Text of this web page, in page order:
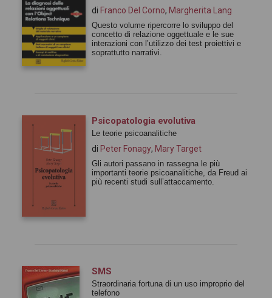
di Franco Del Corno, Margherita Lang
Questo volume ripercorre lo sviluppo del
concetto di relazione oggettuale e le sue
interazioni con l’utilizzo dei test proiettivi e
soprattutto narrativi.
Psicopatologia evolutiva
Le teorie psicoanalitiche
di Peter Fonagy, Mary Target
Gli autori passano in rassegna le più
importanti teorie psicoanalitiche, da Freud ai
più recenti studi sull’attaccamento.
SMS
Straordinaria fortuna di un uso improprio del
telefono